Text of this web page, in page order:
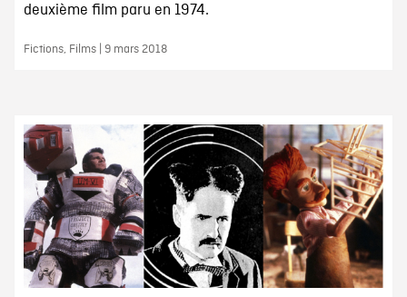
deuxième film paru en 1974.
Fictions, Films | 9 mars 2018